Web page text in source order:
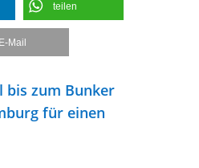
teilen
E-Mail
bis zum Bunker
für einen